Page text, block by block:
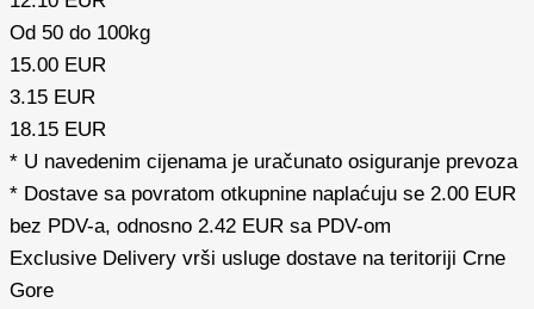
Od 50 do 100kg
15.00 EUR​
3.15 EUR
18.15 EUR
* U navedenim cijenama je uračunato osiguranje prevoza
* Dostave sa povratom otkupnine naplaćuju se 2.00 EUR
bez PDV-a, odnosno 2.42 EUR sa PDV-om
Exclusive Delivery vrši usluge dostave na teritoriji Crne
Gore